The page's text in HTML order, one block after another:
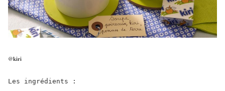
@kiri
Les ingrédients :